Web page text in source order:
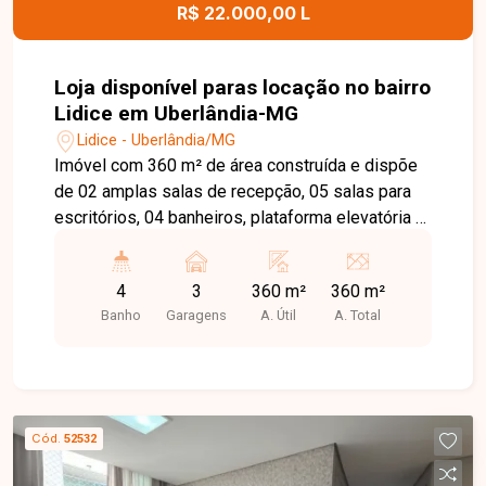
R$ 22.000,00 L
Loja disponível paras locação no bairro
Lidice em Uberlândia-MG
Lidice - Uberlândia/MG
Imóvel com 360 m² de área construída e dispõe
de 02 amplas salas de recepção, 05 salas para
escritórios, 04 banheiros, plataforma elevatória e
frontal, 03 vagas de garagem e uma agradável
área de descompressão com churrasqueira,
proporcionando mais conforto e funcionalidade
valorizadas e estratégicas da cidade, com fácil
acesso às principais avenidas e próxima a
diversos comércios, bancos, restaurantes e
4
Banho
3
Garagens
360 m²
A. Útil
360 m²
A. Total
Cód. 52532